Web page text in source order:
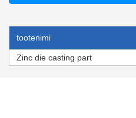
tootenimi
Zinc die casting part